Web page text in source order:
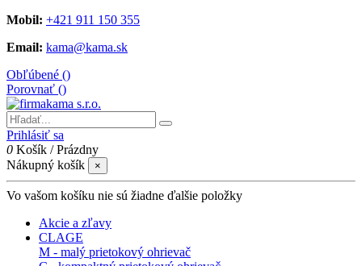
Mobil: +421 911 150 355
Email: kama@kama.sk
Obľúbené ()
Porovnať ()
Prihlásiť sa
0 Košík /Prázdny
Nákupný košík
×
Vo vašom košíku nie sú žiadne ďalšie položky
Akcie a zľavy
CLAGE
M - malý prietokový ohrievač